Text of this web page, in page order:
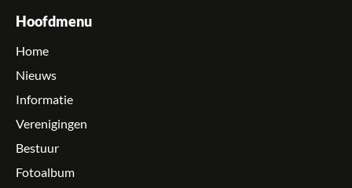
Hoofdmenu
Home
Nieuws
Informatie
Verenigingen
Bestuur
Fotoalbum